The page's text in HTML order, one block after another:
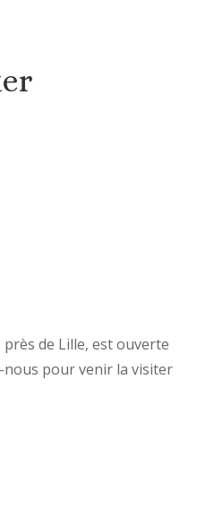
de Lille, est ouverte
nous pour venir la visiter